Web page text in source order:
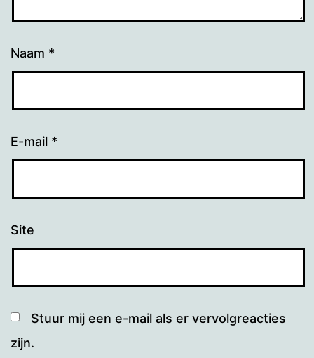
Naam *
E-mail *
Site
Stuur mij een e-mail als er vervolgreacties
zijn.